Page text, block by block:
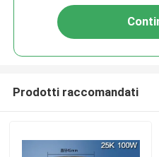
Prodotti raccomandati